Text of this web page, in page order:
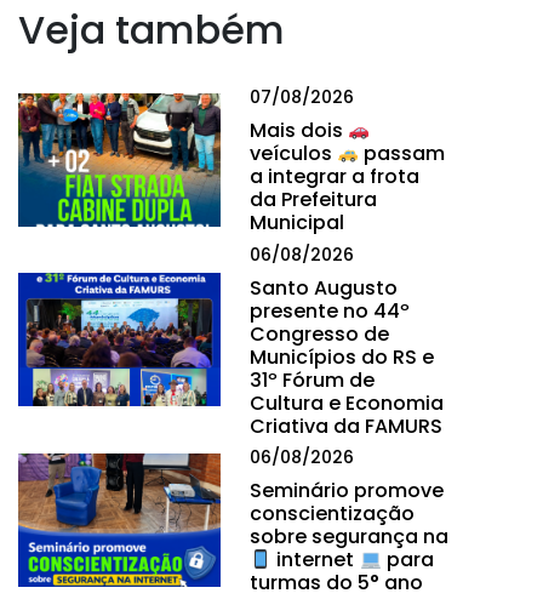
Veja também
07/08/2026
Mais dois
veículos
passam
a integrar a frota
da Prefeitura
Municipal
06/08/2026
Santo Augusto
presente no 44º
Congresso de
Municípios do RS e
31º Fórum de
Cultura e Economia
Criativa da FAMURS
06/08/2026
Seminário promove
conscientização
sobre segurança na
internet
para
turmas do 5° ano